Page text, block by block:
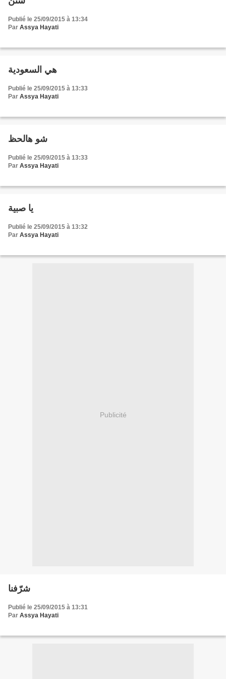
Publié le 25/09/2015 à 13:34
Par Assya Hayati
هي السعودية
Publié le 25/09/2015 à 13:33
Par Assya Hayati
شو هالحظ
Publié le 25/09/2015 à 13:33
Par Assya Hayati
يا صبية
Publié le 25/09/2015 à 13:32
Par Assya Hayati
Publicité
شرّفنا
Publié le 25/09/2015 à 13:31
Par Assya Hayati